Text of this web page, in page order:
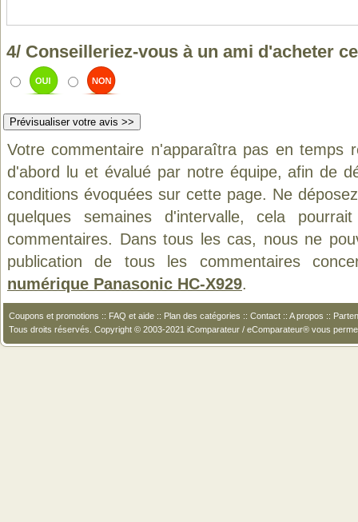
4/ Conseilleriez-vous à un ami d'acheter
Votre commentaire n'apparaîtra pas en temps
d'abord lu et évalué par notre équipe, afin de
conditions évoquées sur cette page. Ne
quelques semaines d'intervalle, cela
commentaires. Dans tous les cas, nous ne
publication de tous les commentaires
numérique Panasonic HC-X929.
Coupons et promotions :: FAQ et aide :: Plan des catégories :: Contact :: A propos ::
Tous droits réservés. Copyright © 2003-2021 iComparateur / eComparateur® vous